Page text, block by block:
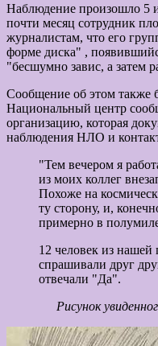
Наблюдение произошло 5
почти месяц сотрудник
журналистам, что его
форме диска" ,
"бесшумно завис, а затем
Сообщение об этом
Национальный центр
организацию, которая
наблюдения НЛО и
"Тем вечером я
из моих коллег
Похоже на
ту сторону, и,
примерно в
12 человек из
спрашивали друг
отвечали "Да".
Рисунок